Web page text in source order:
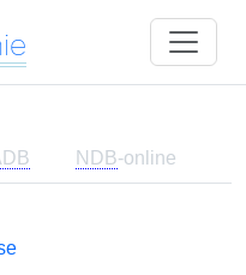
NDB-online